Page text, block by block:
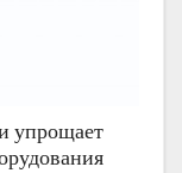
упрощает